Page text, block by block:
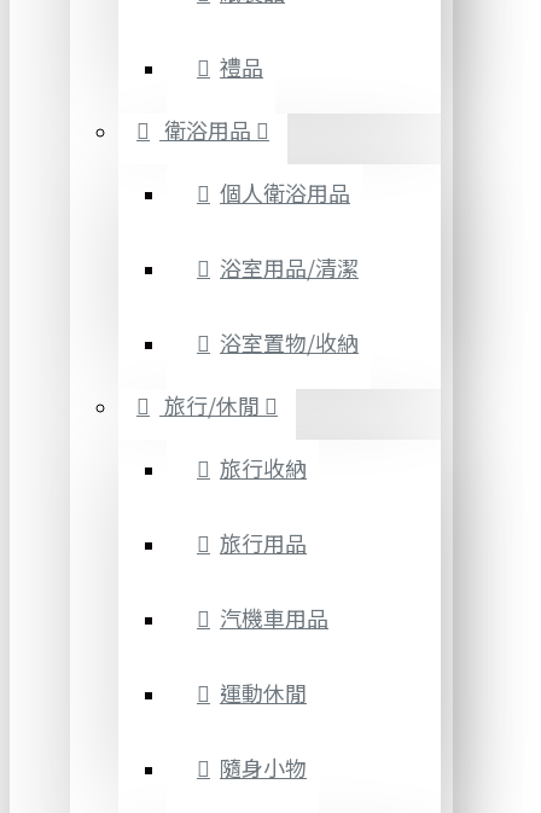
禮品
衛浴用品
個人衛浴用品
浴室用品/清潔
浴室置物/收納
旅行/休閒
旅行收納
旅行用品
汽機車用品
運動休閒
隨身小物